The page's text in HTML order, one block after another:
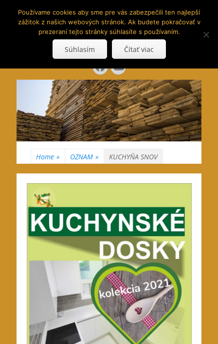
www.hranoly.sk
…kus prírody priamo k Vám
Search
Facebook
YouTube
Home » OZNAM » KUCHYŇA SNOV
Používame cookies aby sme pre vás zabezpečili ten najlepší
zážitok z našich webových stránok. Ak budete pokračovať v
prezeraní tejto stránky súhlasíte s používaním.
Súhlasím Čítať viac